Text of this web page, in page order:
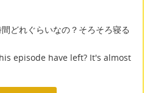
どれぐらいなの？そろそろ寝る
episode have left? It's almost